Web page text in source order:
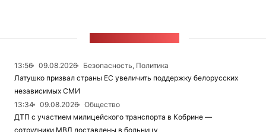
13:56 09.08.2026
Безопасность, Политика
Латушко призвал страны ЕС увеличить поддержку белорусских
независимых СМИ
13:34
09.08.2026
Общество
ДТП с участием милицейского транспорта в Кобрине —
сотрудники МВД доставлены в больницу